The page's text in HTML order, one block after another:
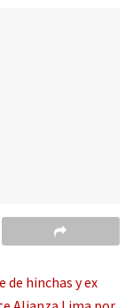
de hinchas y ex